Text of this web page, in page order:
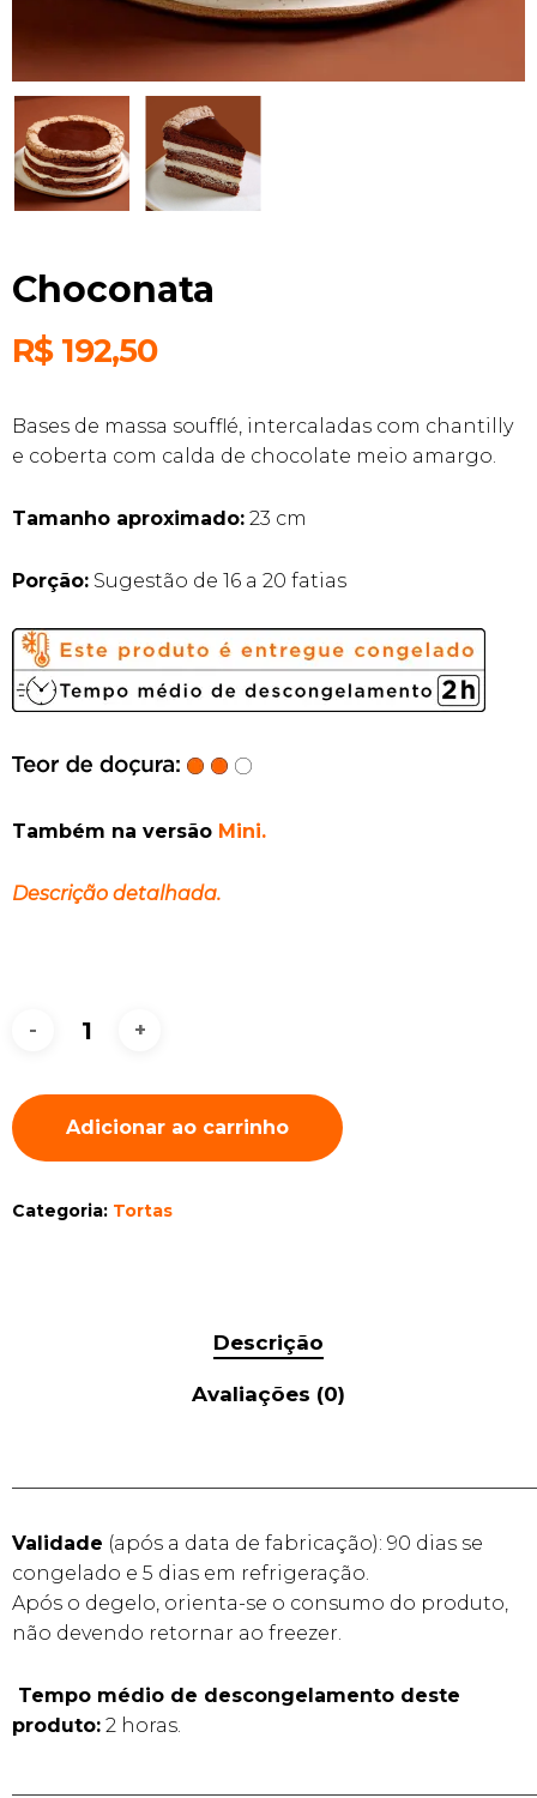
Choconata
R$192,50
Bases de massa soufflé, intercaladas com chantilly
e coberta com calda de chocolate meio amargo.
Tamanho aproximado: 23 cm
Porção: Sugestão de 16 a 20 fatias
Também na versão Mini.
Descrição detalhada.
Adicionar ao carrinho
Categoria: Tortas
Descrição
Avaliações (0)
Validade (após a data de fabricação): 90 dias se
congelado e 5 dias em refrigeração.
Após o degelo, orienta-se o consumo do produto,
não devendo retornar ao freezer.
Tempo médio de descongelamento deste
produto: 2 horas.